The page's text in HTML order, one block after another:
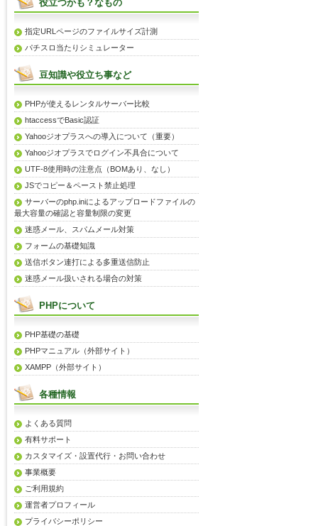
役立つかも？なもの
指定URLページのファイルサイズ計測
パチスロ当たりシミュレーター
豆知識や役立ち事など
PHPが使えるレンタルサーバー比較
htaccessでBasic認証
Yahooジオプラスへの導入について（重要）
Yahooジオプラスでログイン不具合について
UTF-8使用時の注意点（BOMあり、なし）
JSでコピー＆ペースト禁止処理
サーバーのphp.iniによるアップロードファイルの
最大容量の確認と容量制限の変更
迷惑メール、スパムメール対策
フォームの基礎知識
送信ボタン連打による多重送信防止
迷惑メール扱いされる場合の対策
PHPについて
PHP基礎の基礎
PHPマニュアル（外部サイト）
XAMPP（外部サイト）
各種情報
よくある質問
有料サポート
カスタマイズ・設置代行・お問い合わせ
事業概要
ご利用規約
運営者プロフィール
プライバシーポリシー